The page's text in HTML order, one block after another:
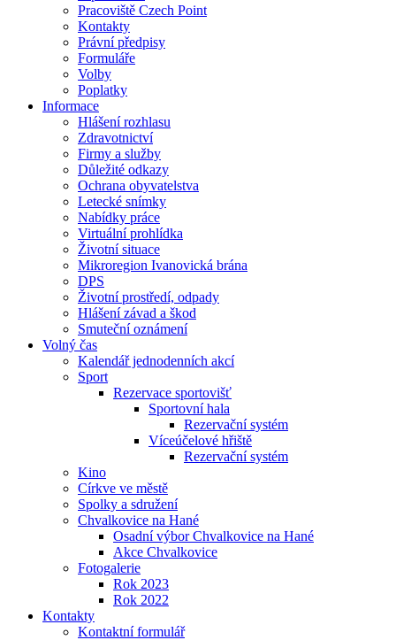
Pracoviště Czech Point
Kontakty
Právní předpisy
Formuláře
Volby
Poplatky
Informace
Hlášení rozhlasu
Zdravotnictví
Firmy a služby
Důležité odkazy
Ochrana obyvatelstva
Letecké snímky
Nabídky práce
Virtuální prohlídka
Životní situace
Mikroregion Ivanovická brána
DPS
Životní prostředí, odpady
Hlášení závad a škod
Smuteční oznámení
Volný čas
Kalendář jednodenních akcí
Sport
Rezervace sportovišť
Sportovní hala
Rezervační systém
Víceúčelové hřiště
Rezervační systém
Kino
Církve ve městě
Spolky a sdružení
Chvalkovice na Hané
Osadní výbor Chvalkovice na Hané
Akce Chvalkovice
Fotogalerie
Rok 2023
Rok 2022
Kontakty
Kontaktní formulář